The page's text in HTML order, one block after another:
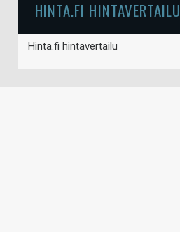
HINTA.FI HINTAVERTAILU
Hinta.fi hintavertailu